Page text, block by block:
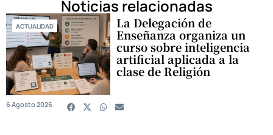
Noticias relacionadas
ACTUALIDAD La Delegación de
Enseñanza organiza un
curso sobre inteligencia
artificial aplicada a la
clase de Religión
6 Agosto 2026